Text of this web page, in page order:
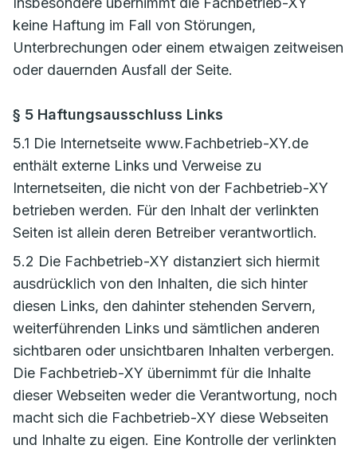
keine Haftung im Fall von Störungen,
Unterbrechungen oder einem etwaigen zeitweisen
oder dauernden Ausfall der Seite.
§ 5 Haftungsausschluss Links
5.1 Die Internetseite www.Fachbetrieb-XY.de
enthält externe Links und Verweise zu
Internetseiten, die nicht von der Fachbetrieb-XY
betrieben werden. Für den Inhalt der verlinkten
Seiten ist allein deren Betreiber verantwortlich.
5.2 Die Fachbetrieb-XY distanziert sich hiermit
ausdrücklich von den Inhalten, die sich hinter
diesen Links, den dahinter stehenden Servern,
weiterführenden Links und sämtlichen anderen
sichtbaren oder unsichtbaren Inhalten verbergen.
Die Fachbetrieb-XY übernimmt für die Inhalte
dieser Webseiten weder die Verantwortung, noch
macht sich die Fachbetrieb-XY diese Webseiten
und Inhalte zu eigen. Eine Kontrolle der verlinkten